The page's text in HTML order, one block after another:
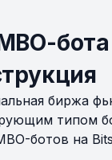
бота
биржа
типом
ботов на